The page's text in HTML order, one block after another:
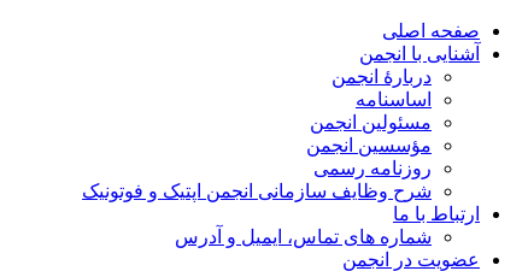
صفحه اصلی
آشنایی با انجمن
دربارۀ انجمن
اساسنامه
مسئولین انجمن
مؤسسین انجمن
روزنامه رسمی
شرح وظایف سازمانی انجمن اپتیک و فوتونیک
ارتباط با ما
شماره های تماس، ایمیل و آدرس
عضویت در انجمن